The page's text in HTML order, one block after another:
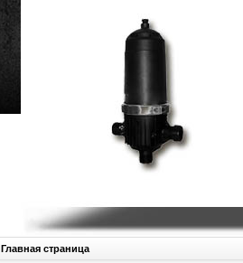
Главная страница